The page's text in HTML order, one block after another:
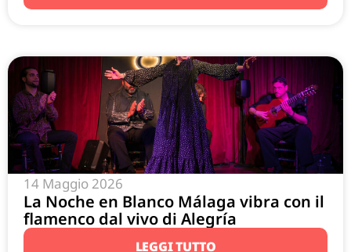
14 Maggio 2026
La Noche en Blanco Málaga vibra con il
flamenco dal vivo di Alegría
LEGGI TUTTO